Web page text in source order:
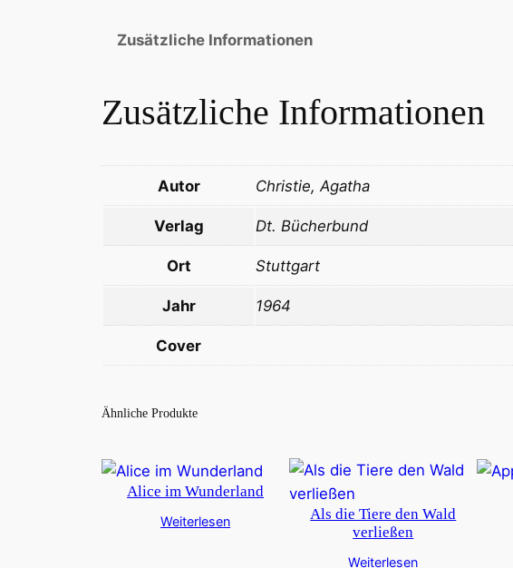
Zusätzliche Informationen
Zusätzliche Informationen
Autor Christie, Agatha
Verlag Dt. Bücherbund
Ort Stuttgart
Jahr 1964
Cover
Ähnliche Produkte
Alice im Wunderland
Weiterlesen
Als die Tiere den Wald
verließen
Weiterlesen